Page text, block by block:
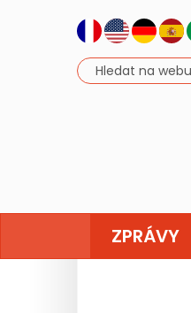
ZPRÁVY